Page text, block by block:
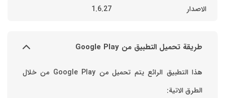
الاصدار 1.6.27
طريقة تحميل التطبيق من Google Play
هذا التطبيق الرائع يتم تحميل من Google Play من خلال
الطرق الاتية: